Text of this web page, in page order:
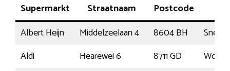
Supermarkt Straatnaam Postcode
Albert Heijn
Middelzeelaan 4 8604 BH
Sneek
Aldi
Hearewei 6 8711 GD